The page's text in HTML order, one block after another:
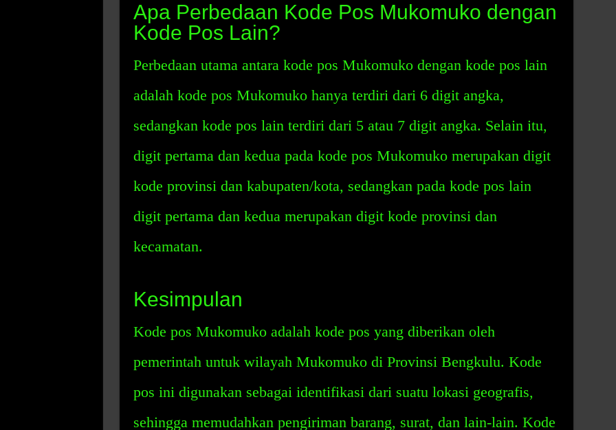
Apa Perbedaan Kode Pos Mukomuko dengan
Kode Pos Lain?
Perbedaan utama antara kode pos Mukomuko dengan kode pos lain
adalah kode pos Mukomuko hanya terdiri dari 6 digit angka,
sedangkan kode pos lain terdiri dari 5 atau 7 digit angka. Selain itu,
digit pertama dan kedua pada kode pos Mukomuko merupakan digit
kode provinsi dan kabupaten/kota, sedangkan pada kode pos lain
digit pertama dan kedua merupakan digit kode provinsi dan
kecamatan.
Kesimpulan
Kode pos Mukomuko adalah kode pos yang diberikan oleh
pemerintah untuk wilayah Mukomuko di Provinsi Bengkulu. Kode
pos ini digunakan sebagai identifikasi dari suatu lokasi geografis,
sehingga memudahkan pengiriman barang, surat, dan lain-lain. Kode